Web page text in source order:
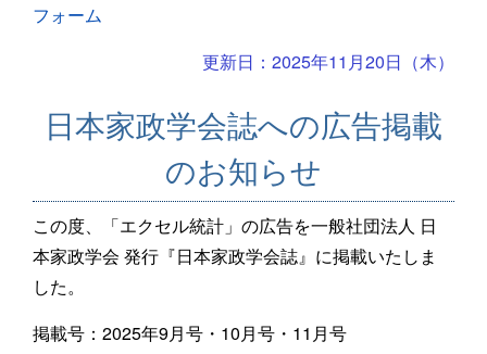
フォーム
更新日：2025年11月20日（木）
日本家政学会誌への広告掲載
のお知らせ
この度、「エクセル統計」の広告を一般社団法人 日
本家政学会 発行『日本家政学会誌』に掲載いたしま
した。
掲載号：2025年9月号・10月号・11月号